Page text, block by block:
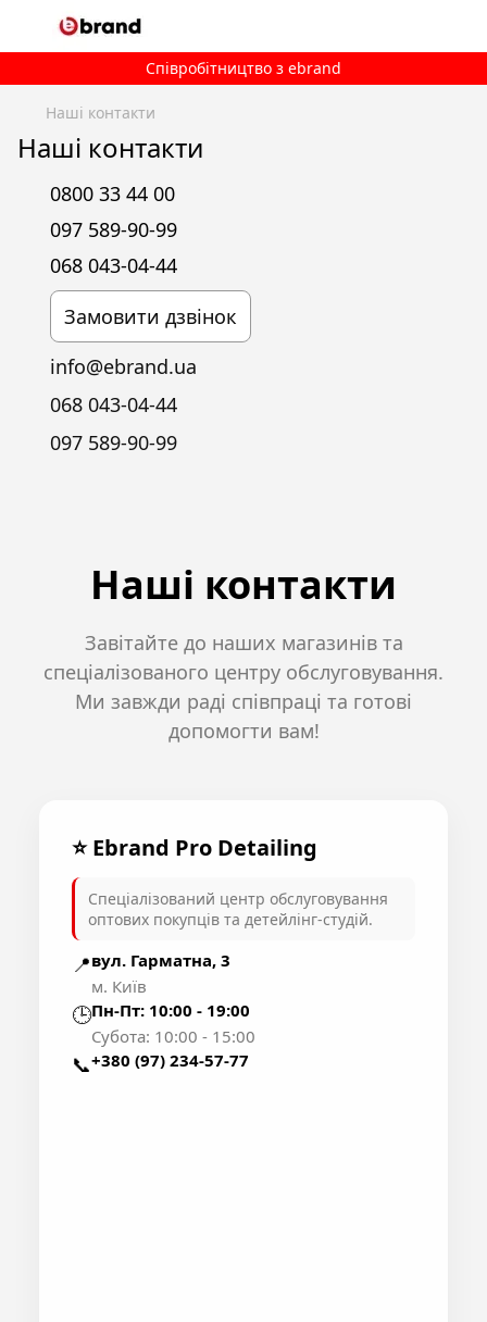
Співробітництво з ebrand
Наші контакти
Наші контакти
0800 33 44 00
097 589-90-99
068 043-04-44
Замовити дзвінок
info@ebrand.ua
068 043-04-44
097 589-90-99
Наші контакти
Завітайте до наших магазинів та
спеціалізованого центру обслуговування.
Ми завжди раді співпраці та готові
допомогти вам!
⭐️ Ebrand Pro Detailing
Спеціалізований центр обслуговування
оптових покупців та детейлінг-студій.
📍вул. Гарматна, 3
м. Київ
🕒Пн-Пт: 10:00 - 19:00
Субота: 10:00 - 15:00
📞+380 (97) 234-57-77